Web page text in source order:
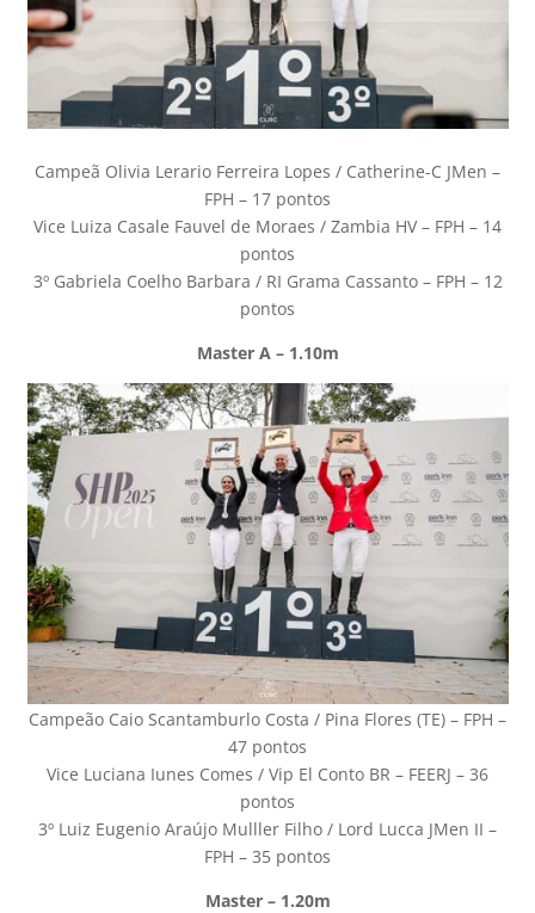
Campeã Olivia Lerario Ferreira Lopes / Catherine-C JMen –
FPH – 17 pontos
Vice Luiza Casale Fauvel de Moraes / Zambia HV – FPH – 14
pontos
3º Gabriela Coelho Barbara / RI Grama Cassanto – FPH – 12
pontos
Master A – 1.10m
Campeão Caio Scantamburlo Costa / Pina Flores (TE) – FPH –
47 pontos
Vice Luciana Iunes Comes / Vip El Conto BR – FEERJ – 36
pontos
3º Luiz Eugenio Araújo Mulller Filho / Lord Lucca JMen II –
FPH – 35 pontos
Master – 1.20m